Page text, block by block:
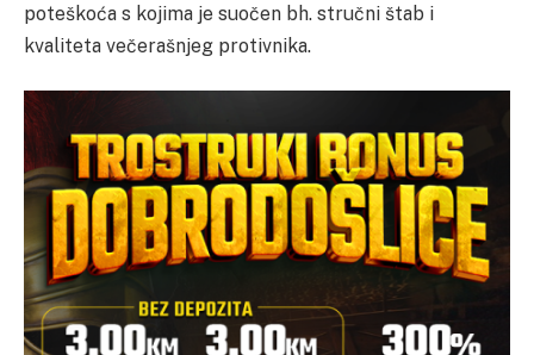
poteškoća s kojima je suočen bh. stručni štab i
kvaliteta večerašnjeg protivnika.